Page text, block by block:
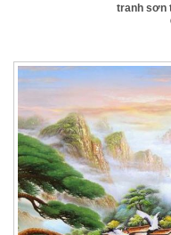
tranh sơn